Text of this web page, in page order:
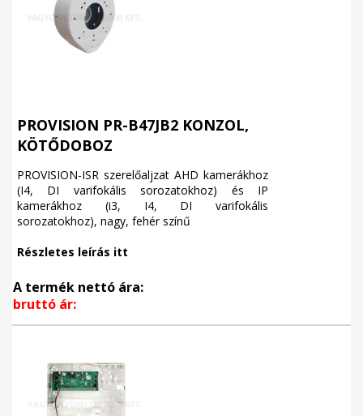
PROVISION PR-B47JB2 KONZOL,
KÖTŐDOBOZ
PROVISION-ISR szerelőaljzat AHD kamerákhoz
(I4, DI varifokális sorozatokhoz) és IP
kamerákhoz (i3, I4, DI varifokális
sorozatokhoz), nagy, fehér színű
Részletes leírás itt
A termék nettó ára:
bruttó ár: